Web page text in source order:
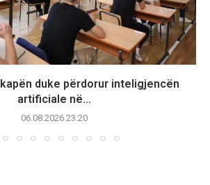
duke përdorur inteligjencën
artificiale në...
06.08.2026 23:20